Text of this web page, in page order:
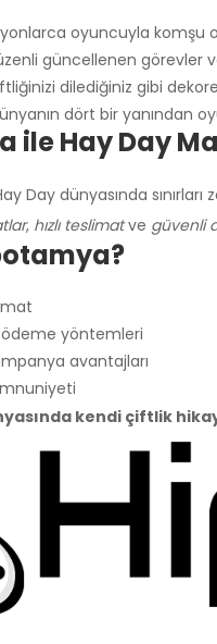
oyuncuyla komşu
güncellenen görevler
dilediğiniz gibi dekore
dört bir yanından
ile Hay Day
Day dünyasında
, hızlı teslimatve güvenli
yöntemleri
avantajları
kendi çiftlik